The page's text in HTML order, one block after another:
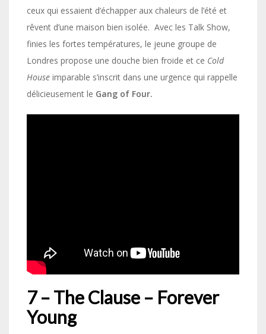
ceux qui essaient d’échapper aux chaleurs de l’été et
rêvent d’une maison bien isolée. Avec les Talk Show,
finies les fortes températures, le jeune groupe de
Londres propose une douche bien froide et ce Cold
House imparable s’inscrit dans une urgence qui rappelle
délicieusement le Gang of Four.
7 – The Clause – Forever
Young